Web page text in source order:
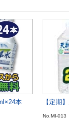
本 【定期
No.MI-013